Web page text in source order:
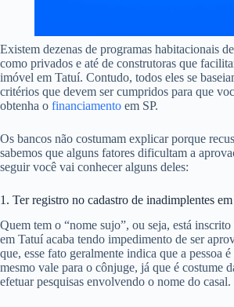
Existem dezenas de programas habitacionais
como privados e até de construtoras que
imóvel em Tatuí. Contudo, todos eles se
critérios que devem ser cumpridos para que
obtenha o financiamento em SP.
Os bancos não costumam explicar porque
sabemos que alguns fatores dificultam a
seguir você vai conhecer alguns deles:
1. Ter registro no cadastro de inadimplentes
Quem tem o “nome sujo”, ou seja, está
em Tatuí acaba tendo impedimento de ser
que, esse fato geralmente indica que a pessoa
mesmo vale para o cônjuge, já que é costume
efetuar pesquisas envolvendo o nome do casal.